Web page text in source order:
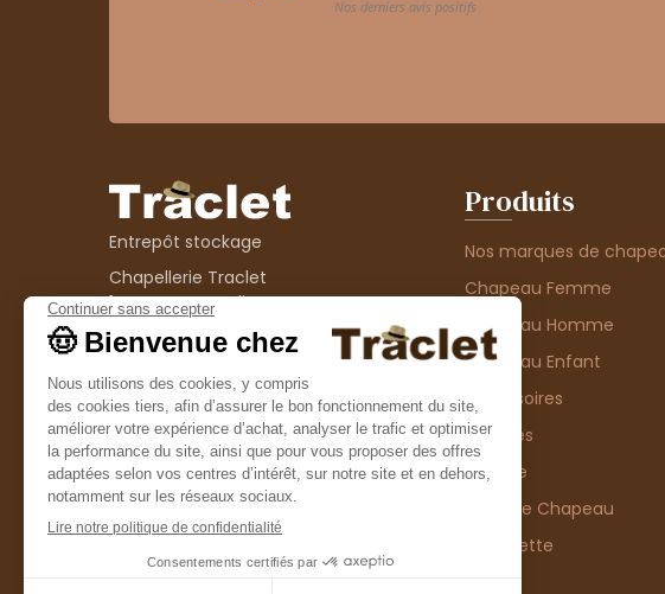
Entrepôt stockage
Chapellerie Traclet
14 Impasse Bardin
42300 Roanne
contact@chapellerie-traclet.com
Boutique
Chapellerie Traclet
4 rue de Cadore
42300 Roanne
Produits
Nos marques de
Chapeau Femme
Chapeau Homme
Chapeau Enfant
Accessoires
Thèmes
Matière
Type de Chapeau
Casquette